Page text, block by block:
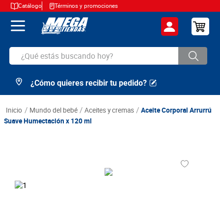
Catálogo Términos y promociones
¿Qué estás buscando hoy?
TÉRMINOS MÁS BUSCADOS
2.
arroz
¿Cómo quieres recibir tu pedido?
mundo del bebé aceites y cremas
Aceite Corporal Arrurrú
Suave Humectación x 120 ml